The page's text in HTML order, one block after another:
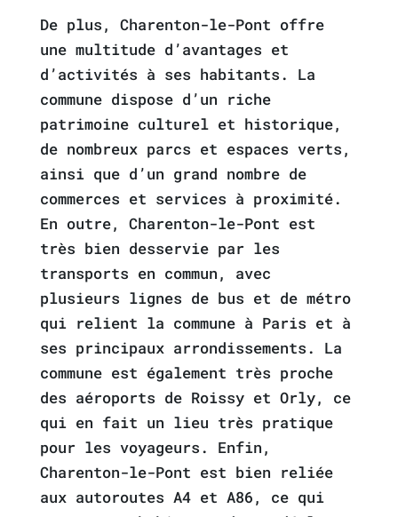
De plus, Charenton-le-Pont offre
une multitude d’avantages et
d’activités à ses habitants. La
commune dispose d’un riche
patrimoine culturel et historique,
de nombreux parcs et espaces verts,
ainsi que d’un grand nombre de
commerces et services à proximité.
En outre, Charenton-le-Pont est
très bien desservie par les
transports en commun, avec
plusieurs lignes de bus et de métro
qui relient la commune à Paris et à
ses principaux arrondissements. La
commune est également très proche
des aéroports de Roissy et Orly, ce
qui en fait un lieu très pratique
pour les voyageurs. Enfin,
Charenton-le-Pont est bien reliée
aux autoroutes A4 et A86, ce qui